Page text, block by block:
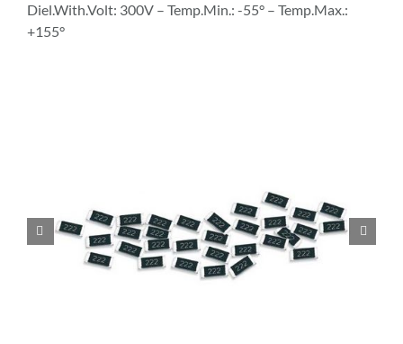
Diel.With.Volt: 300V – Temp.Min.: -55° – Temp.Max.:
+155°
 